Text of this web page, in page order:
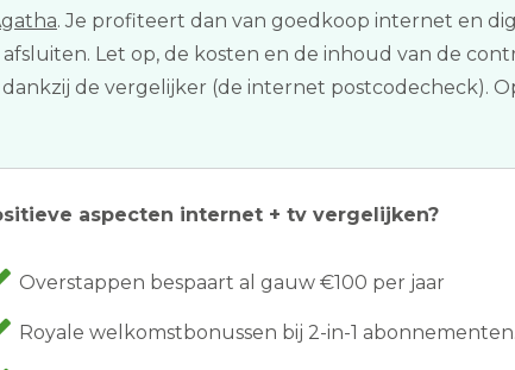
. Je profiteert dan van goedkoop internet en
Let op, de kosten en de inhoud van de
de vergelijker (de internet postcodecheck).
aspecten internet + tv vergelijken?
Overstappen bespaart al gauw €100 per jaar
Royale welkomstbonussen bij 2-in-1 abonnementen.